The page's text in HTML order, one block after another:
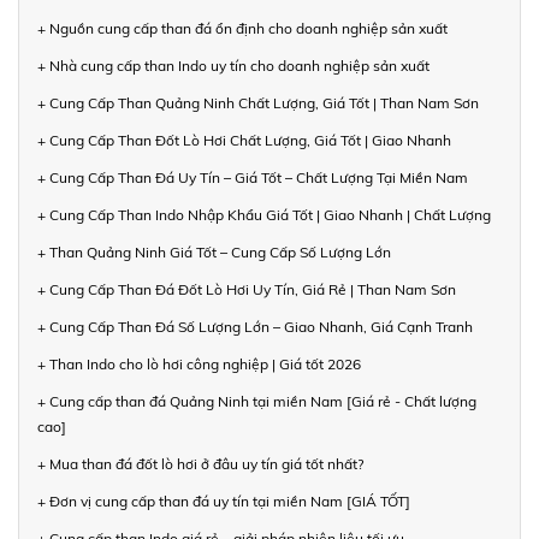
+ Nguồn cung cấp than đá ổn định cho doanh nghiệp sản xuất
+ Nhà cung cấp than Indo uy tín cho doanh nghiệp sản xuất
+ Cung Cấp Than Quảng Ninh Chất Lượng, Giá Tốt | Than Nam Sơn
+ Cung Cấp Than Đốt Lò Hơi Chất Lượng, Giá Tốt | Giao Nhanh
+ Cung Cấp Than Đá Uy Tín – Giá Tốt – Chất Lượng Tại Miền Nam
+ Cung Cấp Than Indo Nhập Khẩu Giá Tốt | Giao Nhanh | Chất Lượng
+ Than Quảng Ninh Giá Tốt – Cung Cấp Số Lượng Lớn
+ Cung Cấp Than Đá Đốt Lò Hơi Uy Tín, Giá Rẻ | Than Nam Sơn
+ Cung Cấp Than Đá Số Lượng Lớn – Giao Nhanh, Giá Cạnh Tranh
+ Than Indo cho lò hơi công nghiệp | Giá tốt 2026
+ Cung cấp than đá Quảng Ninh tại miền Nam [Giá rẻ - Chất lượng
cao]
+ Mua than đá đốt lò hơi ở đâu uy tín giá tốt nhất?
+ Đơn vị cung cấp than đá uy tín tại miền Nam [GIÁ TỐT]